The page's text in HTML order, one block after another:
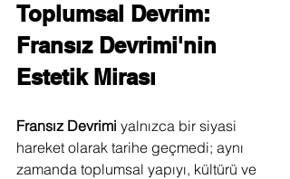
Toplumsal Devrim:
Fransız Devrimi'nin
Estetik Mirası
Fransız Devrimi yalnızca bir siyasi
hareket olarak tarihe geçmedi; aynı
zamanda toplumsal yapıyı, kültürü ve